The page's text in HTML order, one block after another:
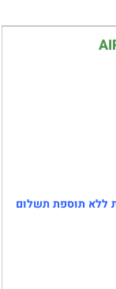
ללא תוספת תשלום